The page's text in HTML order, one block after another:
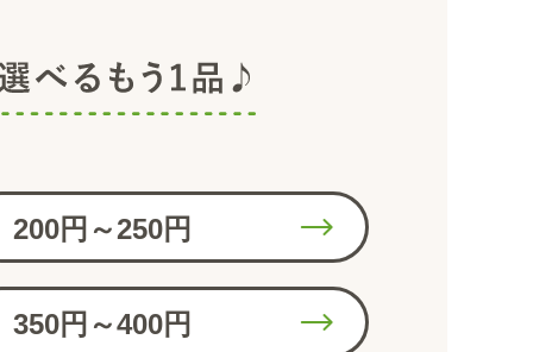
200円～250円
350円～400円